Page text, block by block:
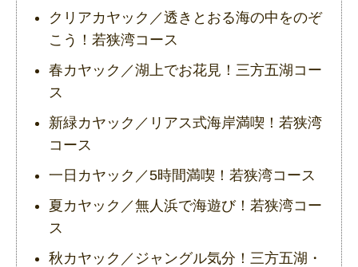
クリアカヤック／透きとおる海の中をのぞ
こう！若狭湾コース
春カヤック／湖上でお花見！三方五湖コー
ス
新緑カヤック／リアス式海岸満喫！若狭湾
コース
一日カヤック／5時間満喫！若狭湾コース
夏カヤック／無人浜で海遊び！若狭湾コー
ス
秋カヤック／ジャングル気分！三方五湖・